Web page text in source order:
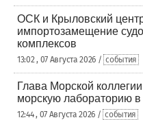
ОСК и Крыловский
импортозамещение
комплексов
13:02 , 07 Августа 2026 / события
Глава Морской
морскую лабораторию
12:44 , 07 Августа 2026 / события